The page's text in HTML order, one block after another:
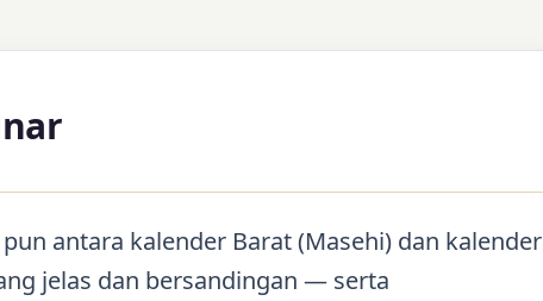
antara kalender Barat (Masehi) dan kalender
jelas dan bersandingan — serta